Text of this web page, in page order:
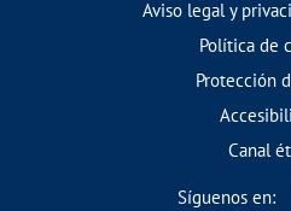
Aviso legal y
Política de
Protección
Canal
Síguenos en: